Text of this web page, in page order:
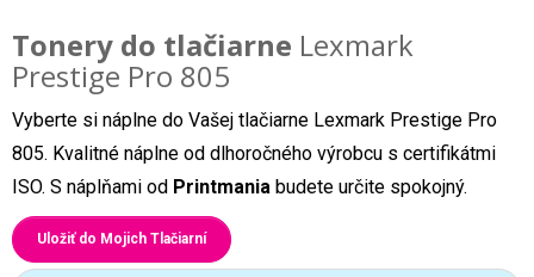
Tonery do tlačiarne Lexmark
Prestige Pro 805
Vyberte si náplne do Vašej tlačiarne Lexmark Prestige Pro
805. Kvalitné náplne od dlhoročného výrobcu s certifikátmi
ISO. S náplňami od Printmania budete určite spokojný.
Uložiť do Mojich Tlačiarní